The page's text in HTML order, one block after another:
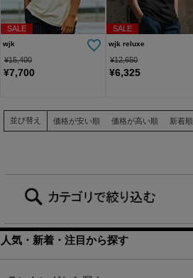
SALE
wjk
¥15,400
¥7,700
SALE
wjk reluxe
¥12,650
¥6,325
並び替え 価格が安い順 価格が高い順 新着順
人気・新着・注目から探す